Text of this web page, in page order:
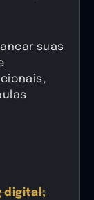
suas
digital;